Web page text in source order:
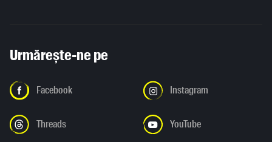
Urmărește-ne pe
Facebook Instagram
Threads YouTube